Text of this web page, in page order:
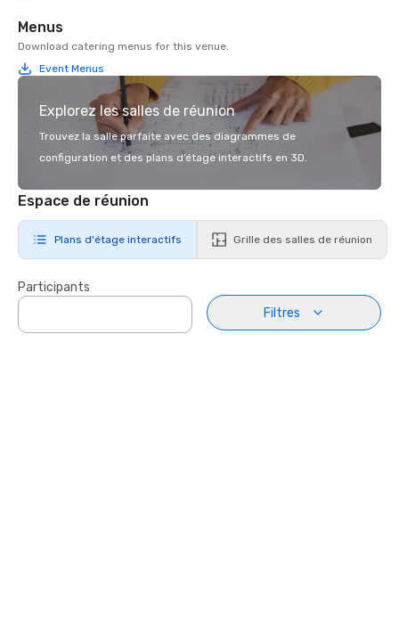
Menus
Download catering menus for this venue.
Event Menus
Explorez les salles de réunion
Trouvez la salle parfaite avec des diagrammes de
configuration et des plans d’étage interactifs en 3D.
Espace de réunion
Plans d'étage interactifs Grille des salles de réunion
Participants
Filtres